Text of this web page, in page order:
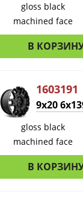
gloss black
machined face
В
1603191
9x20
gloss black
machined face
В